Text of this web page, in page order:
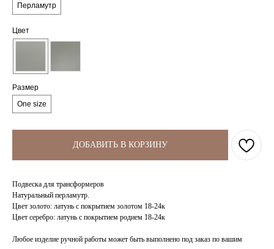
Перламутр
Цвет
Размер
One size
ДОБАВИТЬ В КОРЗИНУ
Подвеска для трансформеров
Натуральный перламутр.
Цвет золото: латунь с покрытием золотом 18-24к
Цвет серебро: латунь с покрытием родием 18-24к
Любое изделие ручной работы может быть выполнено под заказ по вашим